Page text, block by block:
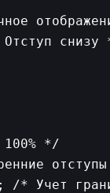
снизу
100% */
отступы
/* Учет